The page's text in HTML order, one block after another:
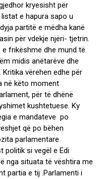
kryesisht për
e hapura sapo u
partitë e mëdha kanë
për vdekje njëri- tjetrin.
frikëshme dhe mund të
midis anëtarëve dhe
vërehen edhe për
në këto moment
për të dhënë
kushtetuese. Ky
e mandateve po
që po bëhen
parlamentare
politik si vegël e Edi
nga situata të vështira me
partia e tij .Parlamenti i